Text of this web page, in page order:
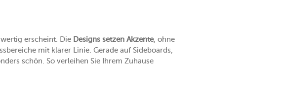
erscheint. Die Designs setzen Akzente, ohne
mit klarer Linie. Gerade auf Sideboards,
schön. So verleihen Sie Ihrem Zuhause